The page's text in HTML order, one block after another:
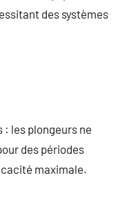
des systèmes
les plongeurs ne
des périodes
maximale.